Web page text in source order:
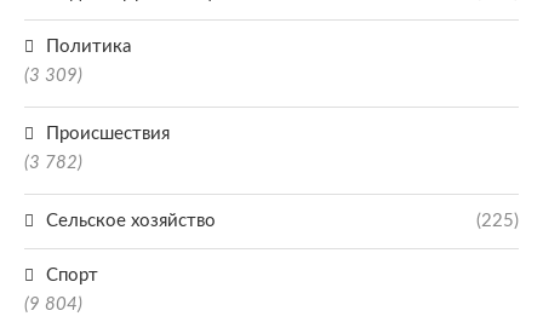
Политика
(3 309)
Происшествия
(3 782)
Сельское хозяйство (225)
Спорт
(9 804)